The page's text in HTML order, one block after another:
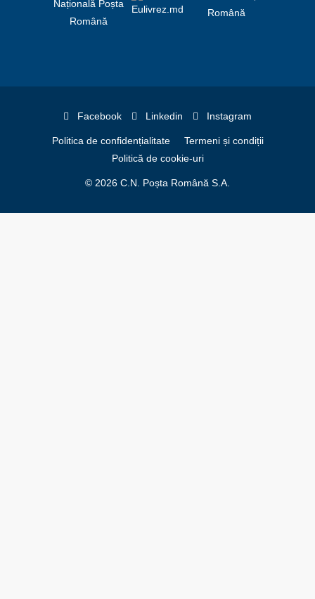
Facebook Linkedin Instagram
Politica de confidențialitate
Termeni și condiții
Politică de cookie-uri
© 2026 C.N. Poșta Română S.A.